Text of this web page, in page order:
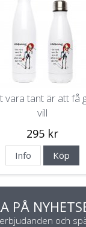
vara tant är att få
vill
295 kr
Info Köp
PÅ
och